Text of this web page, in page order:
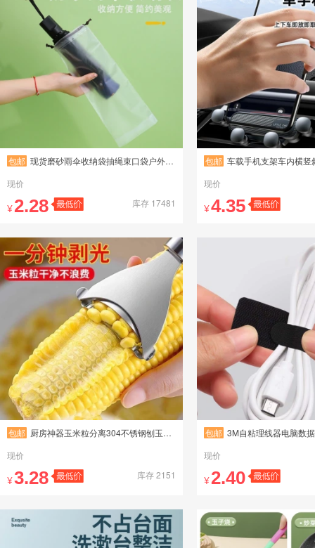
包邮 现货磨砂雨伞收纳袋抽绳束口袋户外旅行防水防潮鼠标垫包
现价
¥2.28 库存 17481
包邮 车载手机支架车内横竖斜出风口夹专用汽
现价
¥4.35
包邮 厨房神器玉米粒分离304不锈钢刨玉米多功能现代简约风格双黑线款圆管款
现价
¥3.28 库存 2151
包邮 3M自粘理线器电脑数据线收纳捆绑固定扎带
现价
¥2.40